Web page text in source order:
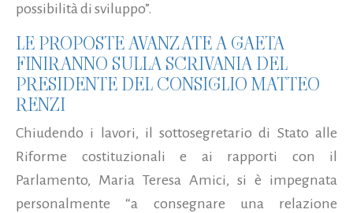
possibilità di sviluppo”.
LE PROPOSTE AVANZATE A GAETA
FINIRANNO SULLA SCRIVANIA DEL
PRESIDENTE DEL CONSIGLIO MATTEO
RENZI
Chiudendo i lavori, il sottosegretario di Stato alle
Riforme costituzionali e ai rapporti con il
Parlamento, Maria Teresa Amici, si è impegnata
personalmente “a consegnare una relazione